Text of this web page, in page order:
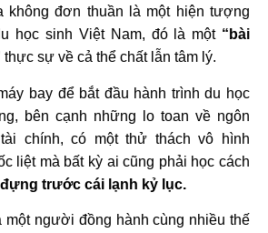
không đơn thuần là một hiện tượng
học sinh Việt Nam, đó là một “bài
thực sự về cả thể chất lẫn tâm lý.
bay để bắt đầu hành trình du học
bên cạnh những lo toan về ngôn
chính, có một thử thách vô hình
liệt mà bất kỳ ai cũng phải học cách
trước cái lạnh kỷ lục.
một người đồng hành cùng nhiều thế